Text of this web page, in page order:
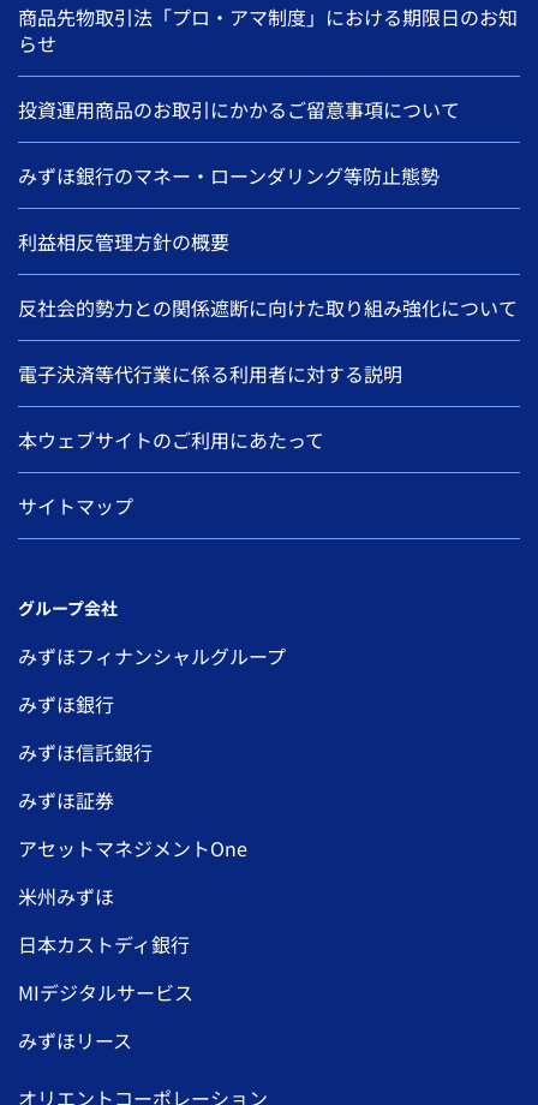
商品先物取引法「プロ・アマ制度」における期限日のお知
らせ
投資運用商品のお取引にかかるご留意事項について
みずほ銀行のマネー・ローンダリング等防止態勢
利益相反管理方針の概要
反社会的勢力との関係遮断に向けた取り組み強化について
電子決済等代行業に係る利用者に対する説明
本ウェブサイトのご利用にあたって
サイトマップ
グループ会社
みずほフィナンシャルグループ
みずほ銀行
みずほ信託銀行
みずほ証券
アセットマネジメントOne
米州みずほ
日本カストディ銀行
MIデジタルサービス
みずほリース
オリエントコーポレーション